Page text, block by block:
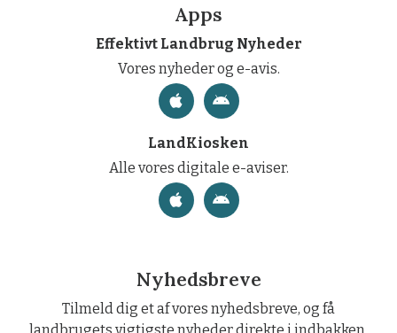
Apps
Effektivt Landbrug Nyheder
Vores nyheder og e-avis.
LandKiosken
Alle vores digitale e-aviser.
Nyhedsbreve
Tilmeld dig et af vores nyhedsbreve, og få
landbrugets vigtigste nyheder direkte i indbakken.